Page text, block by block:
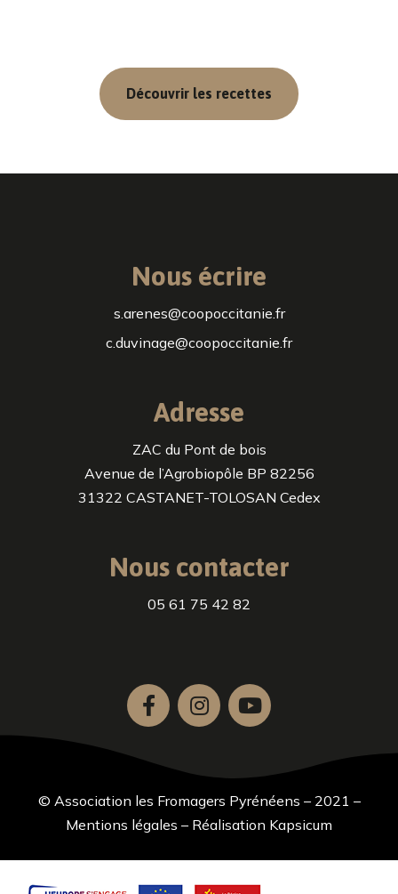
Découvrir les recettes
Nous écrire
s.arenes@coopoccitanie.fr
c.duvinage@coopoccitanie.fr
Adresse
ZAC du Pont de bois
Avenue de l’Agrobiopôle BP 82256
31322 CASTANET-TOLOSAN Cedex
Nous contacter
05 61 75 42 82
© Association les Fromagers Pyrénéens – 2021 –
Mentions légales – Réalisation Kapsicum